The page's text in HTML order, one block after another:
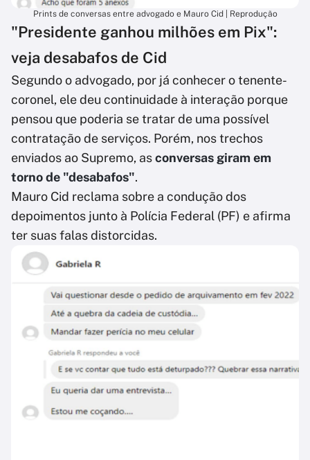
Prints de conversas entre advogado e Mauro Cid | Reprodução
"Presidente ganhou milhões em Pix":
veja desabafos de Cid
Segundo o advogado, por já conhecer o tenente-
coronel, ele deu continuidade à interação porque
pensou que poderia se tratar de uma possível
contratação de serviços. Porém, nos trechos
enviados ao Supremo, asconversas giram em
torno de "desabafos".
Mauro Cid reclama sobre a condução dos
depoimentos junto à Polícia Federal (PF) e afirma
ter suas falas distorcidas.